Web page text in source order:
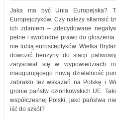
Jaka ma być Unia Europejska?
Europejczyków. Czy należy stłamsić
ich zdaniem – zdecydowane
pełne i swobodne prawo do
nie lubią eurosceptyków. Wielka
dowozić benzyny do stacji
zarysował się w wypowiedziach
inaugurującego nową działalność
zabrakło też wskazań na Polskę i
gronie państw członkowskich UE.
współczesnej Polski, jako państwa
iść do szkół?